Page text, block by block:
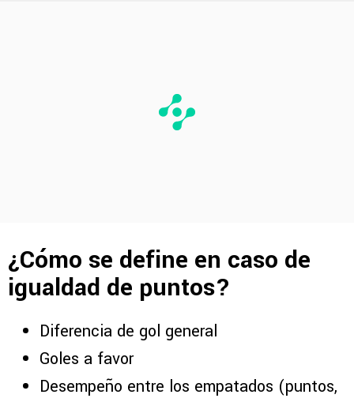
¿Cómo se define en caso de
igualdad de puntos?
Diferencia de gol general
Goles a favor
Desempeño entre los empatados (puntos,